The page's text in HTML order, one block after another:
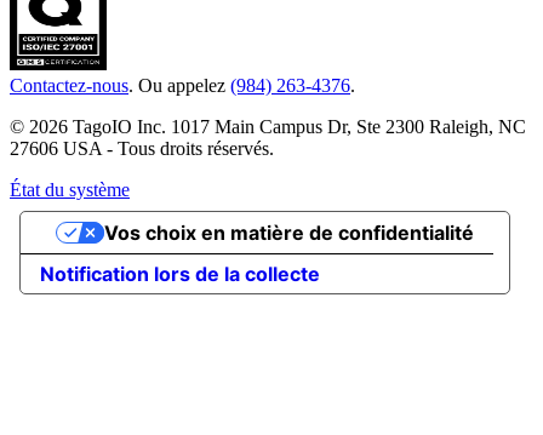
Contactez-nous. Ou appelez (984) 263-4376.
© 2026 TagoIO Inc. 1017 Main Campus Dr, Ste 2300 Raleigh, NC
27606 USA - Tous droits réservés.
État du système
Notification lors de la collecte
Vos choix en matière de confidentialité